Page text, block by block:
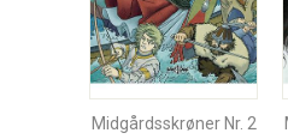
Midgårdsskrøner Nr. 2